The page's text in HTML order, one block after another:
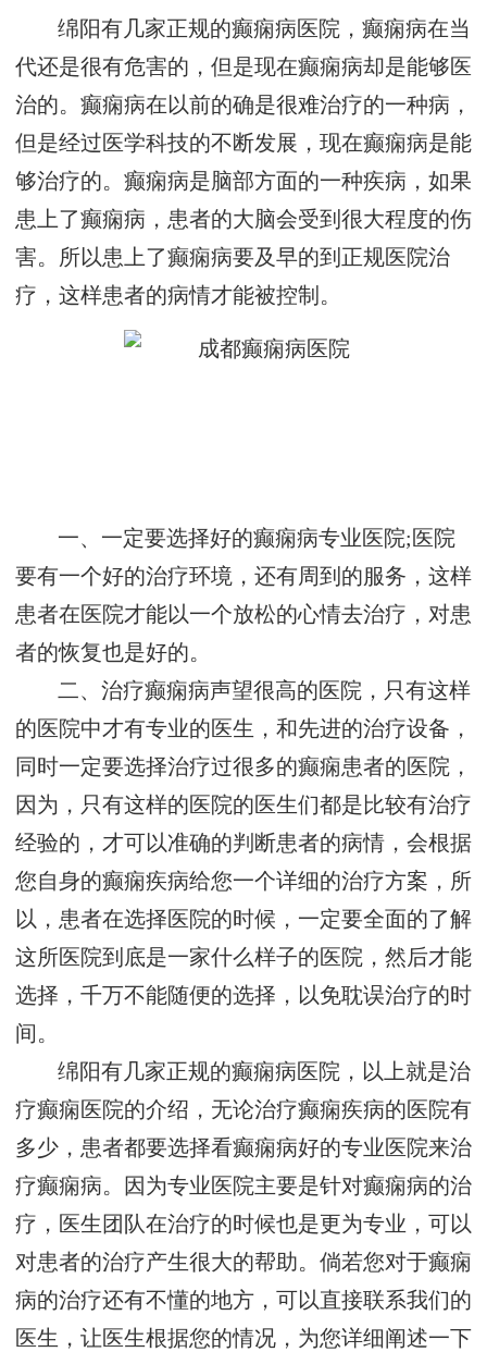
绵阳有几家正规的癫痫病医院，癫痫病在当
代还是很有危害的，但是现在癫痫病却是能够医
治的。癫痫病在以前的确是很难治疗的一种病，
但是经过医学科技的不断发展，现在癫痫病是能
够治疗的。癫痫病是脑部方面的一种疾病，如果
患上了癫痫病，患者的大脑会受到很大程度的伤
害。所以患上了癫痫病要及早的到正规医院治
疗，这样患者的病情才能被控制。
一、一定要选择好的癫痫病专业医院;医院
要有一个好的治疗环境，还有周到的服务，这样
患者在医院才能以一个放松的心情去治疗，对患
者的恢复也是好的。
二、治疗癫痫病声望很高的医院，只有这样
的医院中才有专业的医生，和先进的治疗设备，
同时一定要选择治疗过很多的癫痫患者的医院，
因为，只有这样的医院的医生们都是比较有治疗
经验的，才可以准确的判断患者的病情，会根据
您自身的癫痫疾病给您一个详细的治疗方案，所
以，患者在选择医院的时候，一定要全面的了解
这所医院到底是一家什么样子的医院，然后才能
选择，千万不能随便的选择，以免耽误治疗的时
间。
绵阳有几家正规的癫痫病医院，以上就是治
疗癫痫医院的介绍，无论治疗癫痫疾病的医院有
多少，患者都要选择看癫痫病好的专业医院来治
疗癫痫病。因为专业医院主要是针对癫痫病的治
疗，医生团队在治疗的时候也是更为专业，可以
对患者的治疗产生很大的帮助。倘若您对于癫痫
病的治疗还有不懂的地方，可以直接联系我们的
医生，让医生根据您的情况，为您详细阐述一下